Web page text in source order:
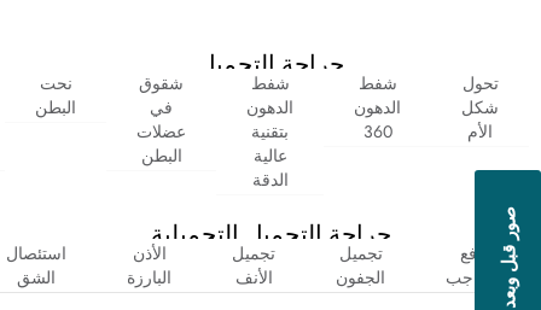
جراحة التجميل
تحول
شكل
الأم
شفط
الدهون
360
شفط
الدهون
بتقنية
عالية
الدقة
شقوق
في
عضلات
البطن
نحت
البطن
جراحة التجميل التجميلية
رفع
الحاجب
تجميل
الجفون
تجميل
الأنف
الأذن
البارزة
استئصال
الشق
صور قبل وبعد